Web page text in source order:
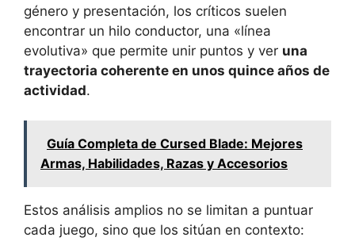
género y presentación, los críticos suelen
encontrar un hilo conductor, una «línea
evolutiva» que permite unir puntos y ver una
trayectoria coherente en unos quince años de
actividad.
Guía Completa de Cursed Blade: Mejores
Armas, Habilidades, Razas y Accesorios
Estos análisis amplios no se limitan a puntuar
cada juego, sino que los sitúan en contexto: